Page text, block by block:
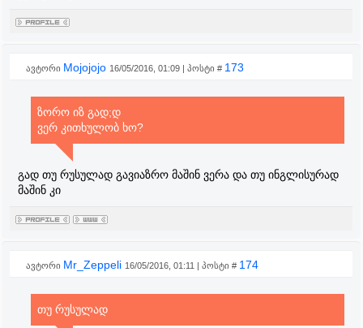
ავტორი Mojojojo 16/05/2016, 01:09 | პოსტი # 173
ზორო იზ გად;დ
ვერ კითხულობ ხო?
გად თუ რუსულად გავიაზრო მაშინ ვერა და თუ ინგლისურად
მაშინ კი
ავტორი Mr_Zeppeli 16/05/2016, 01:11 | პოსტი # 174
თუ რუსულად